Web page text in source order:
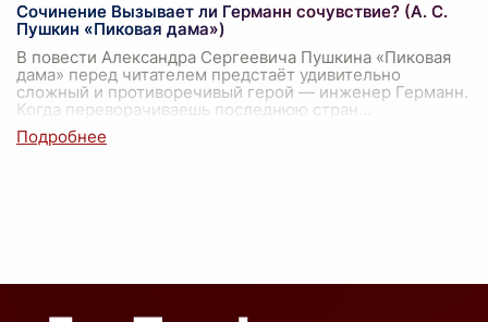
Сочинение Вызывает ли Германн сочувствие? (А. С.
Пушкин «Пиковая дама»)
В повести Александра Сергеевича Пушкина «Пиковая
дама» перед читателем предстаёт удивительно
сложный и противоречивый герой — инженер Германн.
Когда переворачиваешь последнюю стран